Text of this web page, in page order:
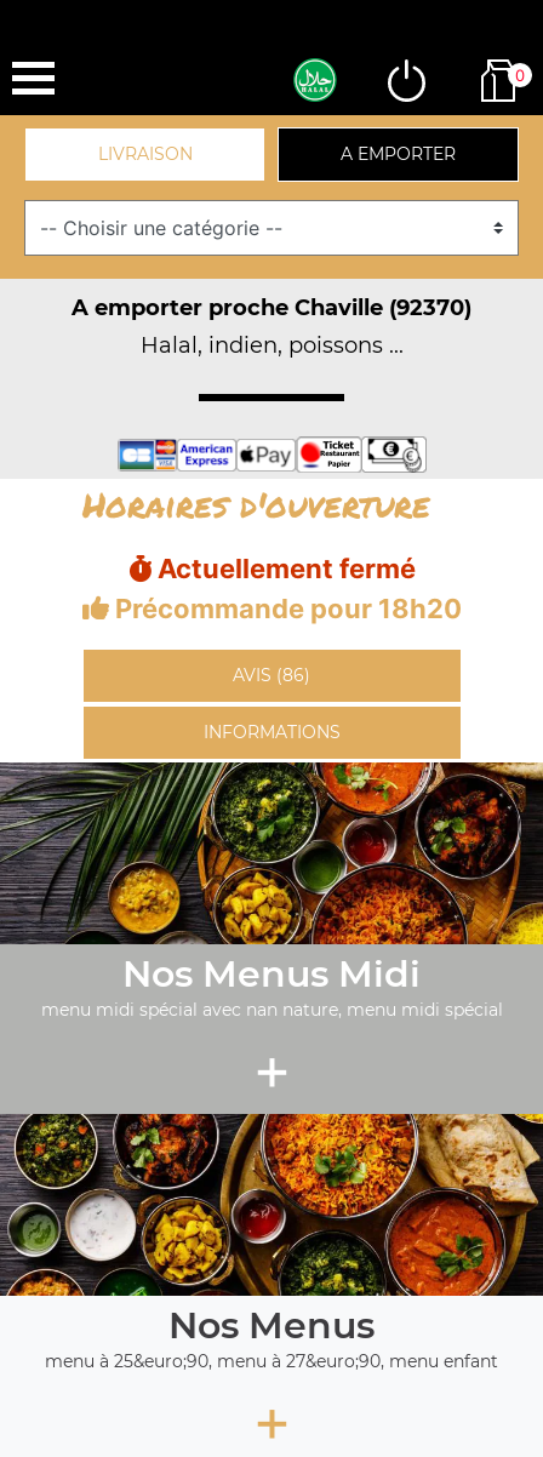
0
LIVRAISON A EMPORTER
A emporter proche Chaville (92370)
Halal, indien, poissons ...
Horaires d'ouverture
Actuellement fermé
Précommande pour 18h20
AVIS (86)
INFORMATIONS
Nos Menus Midi
menu midi spécial avec nan nature, menu midi spécial
+
Nos Menus
menu à 25&euro;90, menu à 27&euro;90, menu enfant
+